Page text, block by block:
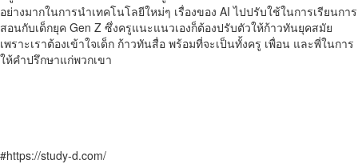
อย่างมากในการนำเทคโนโลยีใหม่ๆ เรื่องของ AI ไปปรับใช้ในการเรียนการ
สอนกับเด็กยุค Gen Z ซึ่งครูแนะแนวเองก็ต้องปรับตัวให้ก้าวทันยุคสมัย
เพราะเราต้องเข้าใจเด็ก ก้าวทันสื่อ พร้อมที่จะเป็นทั้งครู เพื่อน และพี่ในการ
ให้คำปรึกษาแก่พวกเขา
#https://study-d.com/